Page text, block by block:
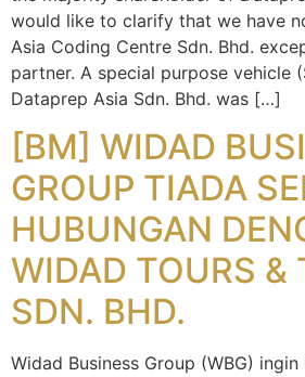
would like to clarify that we have
Asia Coding Centre Sdn. Bhd.
partner. A special purpose vehicle
Dataprep Asia Sdn. Bhd. was […]
[BM] WIDAD
GROUP TIADA
HUBUNGAN
WIDAD TOURS &
SDN. BHD.
Widad Business Group (WBG) ingin